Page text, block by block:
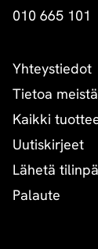
010 665 101
Yhteystiedot
Tietoa meistä
Kaikki
Uutiskirjeet
Lähetä
Palaute